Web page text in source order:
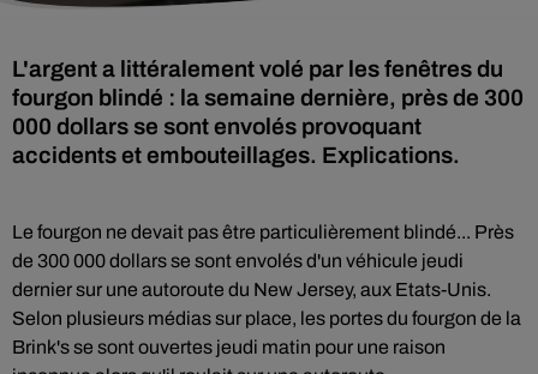
L'argent a littéralement volé par les fenêtres du
fourgon blindé : la semaine dernière, près de 300
000 dollars se sont envolés provoquant
accidents et embouteillages. Explications.
Le fourgon ne devait pas être particulièrement blindé... Près
de 300 000 dollars se sont envolés d'un véhicule jeudi
dernier sur une autoroute du New Jersey, aux Etats-Unis.
Selon plusieurs médias sur place, les portes du fourgon de la
Brink's se sont ouvertes jeudi matin pour une raison